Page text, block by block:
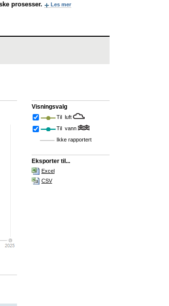
prosesser.
Les mer
Visningsvalg
Til luft
Til vann
Ikke rapportert
Eksporter til...
Excel
CSV